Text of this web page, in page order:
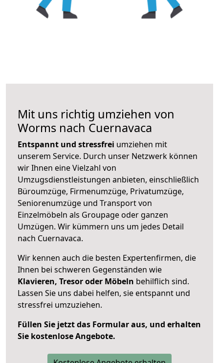
Mit uns richtig umziehen von
Worms nach Cuernavaca
Entspannt und stressfrei umziehen mit
unserem Service. Durch unser Netzwerk können
wir Ihnen eine Vielzahl von
Umzugsdienstleistungen anbieten, einschließlich
Büroumzüge, Firmenumzüge, Privatumzüge,
Seniorenumzüge und Transport von
Einzelmöbeln als Groupage oder ganzen
Umzügen. Wir kümmern uns um jedes Detail
nach Cuernavaca.
Wir kennen auch die besten Expertenfirmen, die
Ihnen bei schweren Gegenständen wie
Klavieren, Tresor oder Möbeln behilflich sind.
Lassen Sie uns dabei helfen, sie entspannt und
stressfrei umzuziehen.
Füllen Sie jetzt das Formular aus, und erhalten
Sie kostenlose Angebote.